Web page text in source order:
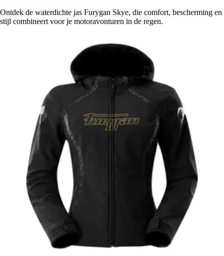
Ontdek de waterdichte jas Furygan Skye, die comfort, bescherming en
stijl combineert voor je motoravonturen in de regen.